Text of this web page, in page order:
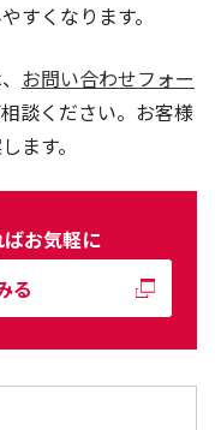
すくなります。
お問い合わせフォー
談ください。お客様
ます。
お気軽に
る